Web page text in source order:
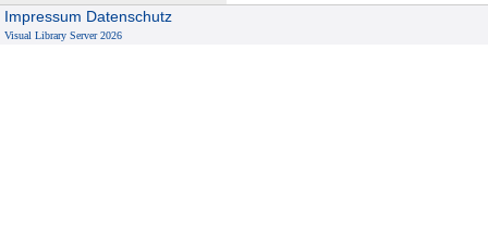
Impressum Datenschutz
Visual Library Server 2026